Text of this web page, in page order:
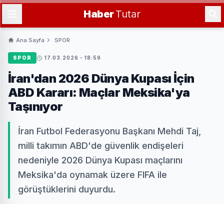
HaberTutar
Ana Sayfa SPOR
SPOR 17.03.2026 - 18:59
İran'dan 2026 Dünya Kupası İçin
ABD Kararı: Maçlar Meksika'ya
Taşınıyor
İran Futbol Federasyonu Başkanı Mehdi Taj,
milli takımın ABD'de güvenlik endişeleri
nedeniyle 2026 Dünya Kupası maçlarını
Meksika'da oynamak üzere FIFA ile
görüştüklerini duyurdu.